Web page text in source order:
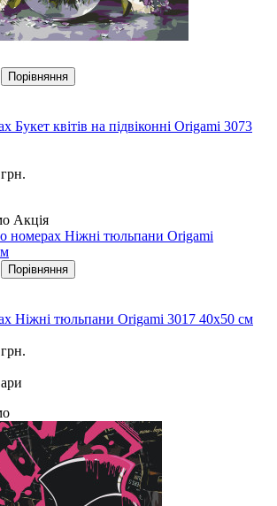
Порівняння
Букет квітів на підвіконні Origami 3073
Акція
Порівняння
Ніжні тюльпани Origami 3017 40x50 см